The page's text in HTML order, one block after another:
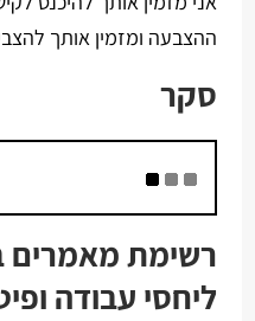
ההצבעה ומזמין אותך
סקר
רשימת מאמרים
ליחסי עבודה